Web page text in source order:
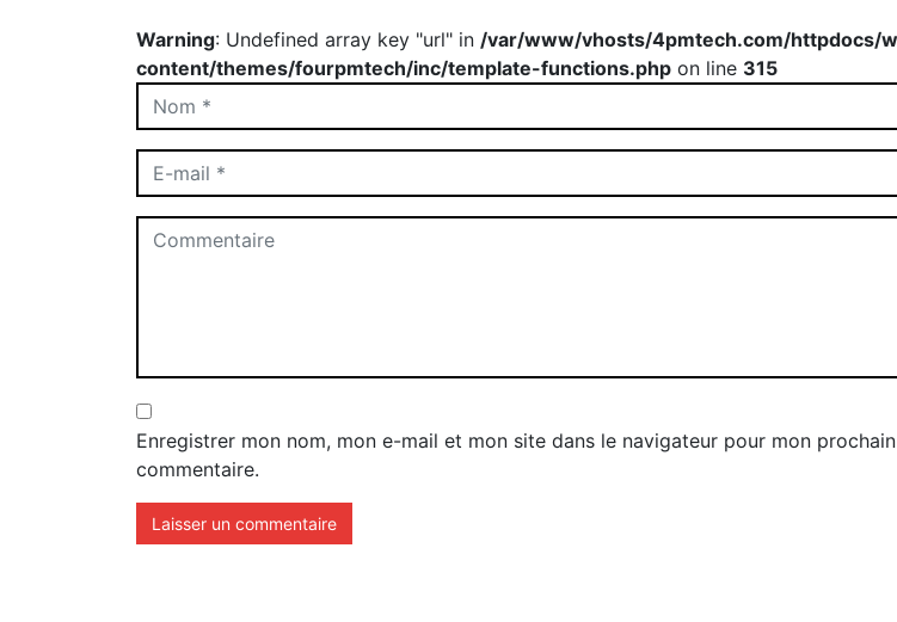
Enregistrer mon nom, mon e-mail et mon site dans le navigateur pour mon prochain
commentaire.
Que peut-on acheter avec la
Comment rendre la